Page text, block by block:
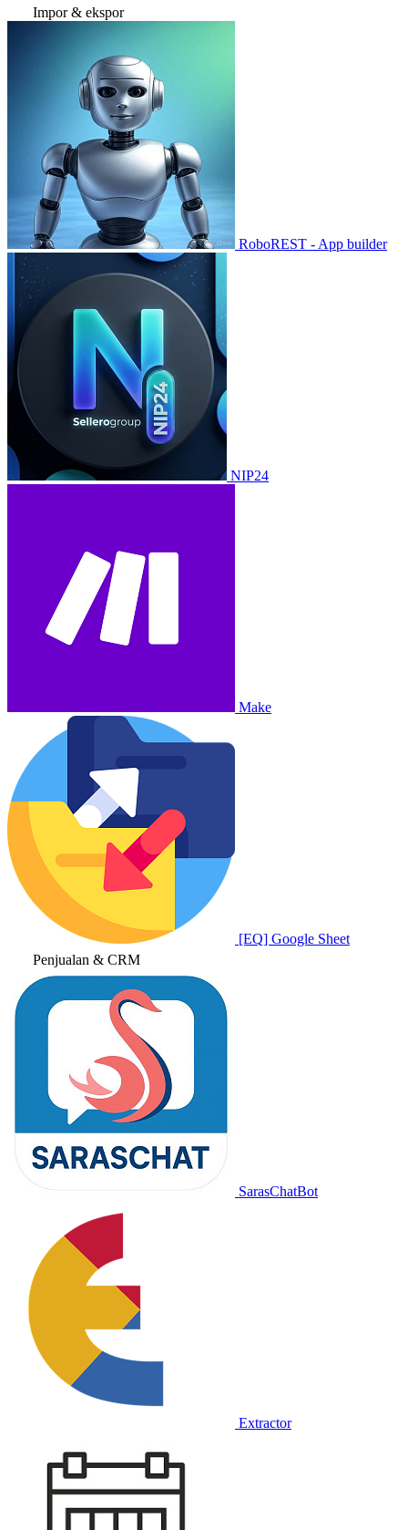
Impor & ekspor
RoboREST - App builder
NIP24
Make
[EQ] Google Sheet
Penjualan & CRM
SarasChatBot
Extractor